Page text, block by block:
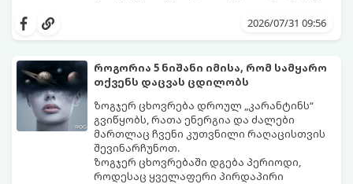
ზოდიაქოს 4 ნიშანს ფინანსური წარმატების
შორის, ვისაც აგვისტოში ფინანსური
2026/07/31 09:56
როგორია 5 ნიშანი იმისა, რომ სამყარო
თქვენს დაცვას ცდილობს
ზოგჯერ ცხოვრება დროულ „კარანტინს“
გვიწყობს, რათა ენერგია და ძალები
მართლაც ჩვენი კუთვნილი რაღაცისთვის
შევინარჩუნოთ.
ზოგჯერ ცხოვრებაში დგება პერიოდი,
როდესაც ყველაფერი პირდაპირი